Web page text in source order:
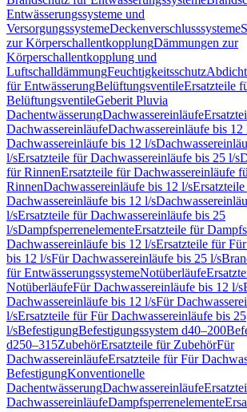
Entwässerungssysteme und
VersorgungssystemeDeckenverschlusssysteme
zur KörperschallentkopplungDämmungen zur
Körperschallentkopplung und
LuftschalldämmungFeuchtigkeitsschutz
für EntwässerungBelüftungsventileErsatzteile
BelüftungsventileGeberit Pluvia
DachentwässerungDachwassereinläufe
DachwassereinläufeDachwassereinläufe bis 12
Dachwassereinläufe bis 12 l/s
l/sErsatzteile für Dachwassereinläufe bis 25 l/s
für RinnenErsatzteile für Dachwassereinläufe
RinnenDachwassereinläufe bis 12 l/s
Dachwassereinläufe bis 12 l/s
l/sErsatzteile für Dachwassereinläufe bis 25
l/sDampfsperrenelementeErsatzteile für
Dachwassereinläufe bis 12 l/sErsatzteile für
bis 12 l/sFür Dachwassereinläufe bis 25 l/s
für EntwässerungssystemeNotüberläufe
NotüberläufeFür Dachwassereinläufe bis 12 l/s
Dachwassereinläufe bis 12 l/sFür
l/sErsatzteile für Für Dachwassereinläufe bis 25
l/sBefestigungBefestigungssystem d40–200
d250–315ZubehörErsatzteile für ZubehörFür
DachwassereinläufeErsatzteile für Für
BefestigungKonventionelle
DachentwässerungDachwassereinläufe
DachwassereinläufeDampfsperrenelemente